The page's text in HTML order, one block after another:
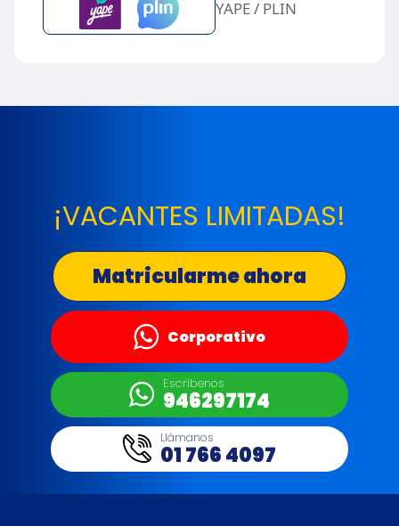
YAPE / PLIN
¡VACANTES LIMITADAS!
Matricularme ahora
Corporativo
Escríbenos
946297174
Llámanos
01 766 4097